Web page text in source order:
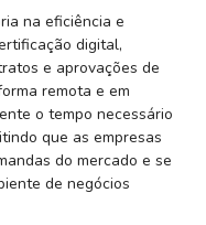
na eficiência e
digital,
e aprovações de
remota e em
o tempo necessário
que as empresas
do mercado e se
de negócios